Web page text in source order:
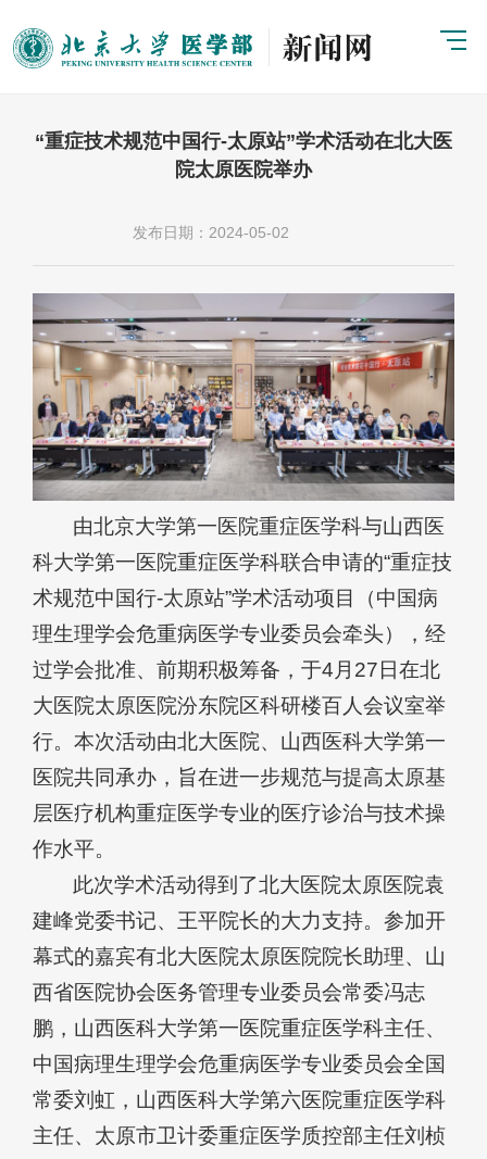
“重症技术规范中国行-太原站”学术活动在北大医
院太原医院举办
发布日期：2024-05-02
由北京大学第一医院重症医学科与山西医
科大学第一医院重症医学科联合申请的“重症技
术规范中国行-太原站”学术活动项目（中国病
理生理学会危重病医学专业委员会牵头），经
过学会批准、前期积极筹备，于4月27日在北
大医院太原医院汾东院区科研楼百人会议室举
行。本次活动由北大医院、山西医科大学第一
医院共同承办，旨在进一步规范与提高太原基
层医疗机构重症医学专业的医疗诊治与技术操
作水平。
此次学术活动得到了北大医院太原医院袁
建峰党委书记、王平院长的大力支持。参加开
幕式的嘉宾有北大医院太原医院院长助理、山
西省医院协会医务管理专业委员会常委冯志
鹏，山西医科大学第一医院重症医学科主任、
中国病理生理学会危重病医学专业委员会全国
常委刘虹，山西医科大学第六医院重症医学科
主任、太原市卫计委重症医学质控部主任刘桢